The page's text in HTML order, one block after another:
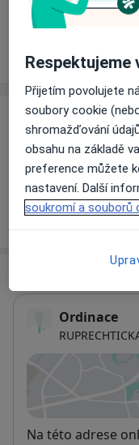
Ceník
Ceník
Informace o
Tento specialista
Ordinace
Dostupnost
Na této adrese
Respektujeme
Přijetím povolujete
soubory cookie
shromažďování
obsahu na základě
preference můžete
nastavení. Další
soukromí a souborů